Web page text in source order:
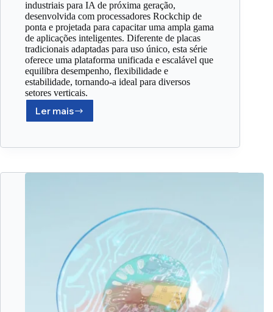
industriais para IA de próxima geração,
desenvolvida com processadores Rockchip de
ponta e projetada para capacitar uma ampla gama
de aplicações inteligentes. Diferente de placas
tradicionais adaptadas para uso único, esta série
oferece uma plataforma unificada e escalável que
equilibra desempenho, flexibilidade e
estabilidade, tornando-a ideal para diversos
setores verticais.
Ler mais